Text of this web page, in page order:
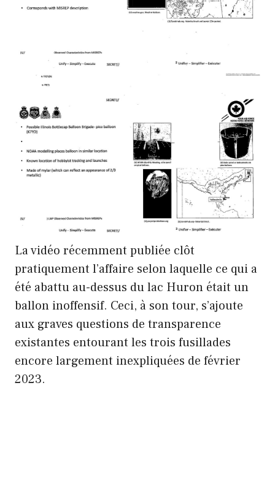
La vidéo récemment publiée clôt
pratiquement l’affaire selon laquelle ce qui a
été abattu au-dessus du lac Huron était un
ballon inoffensif. Ceci, à son tour, s’ajoute
aux graves questions de transparence
existantes entourant les trois fusillades
encore largement inexpliquées de février
2023.